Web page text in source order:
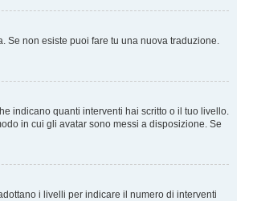
Se non esiste puoi fare tu una nuova traduzione.
indicano quanti interventi hai scritto o il tuo livello.
in cui gli avatar sono messi a disposizione. Se
i livelli per indicare il numero di interventi